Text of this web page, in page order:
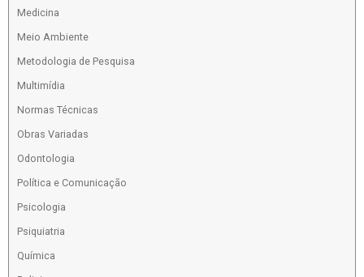
Medicina
Meio Ambiente
Metodologia de Pesquisa
Multimídia
Normas Técnicas
Obras Variadas
Odontologia
Política e Comunicação
Psicologia
Psiquiatria
Química